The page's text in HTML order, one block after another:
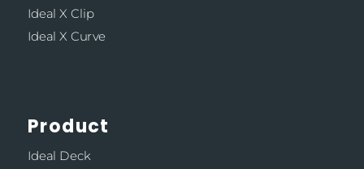
Ideal X Clip
Ideal X Curve
Product
Ideal Deck